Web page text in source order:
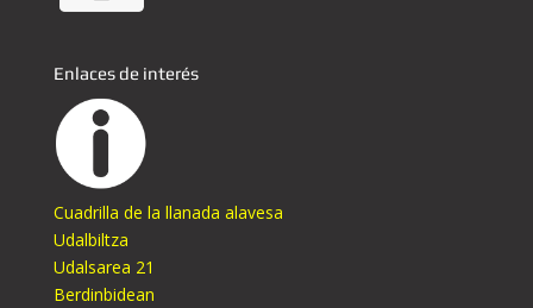
Enlaces de interés
Cuadrilla de la llanada alavesa
Udalbiltza
Udalsarea 21
Berdinbidean